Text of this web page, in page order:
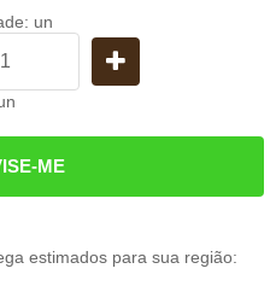
un
ME
estimados para sua região: